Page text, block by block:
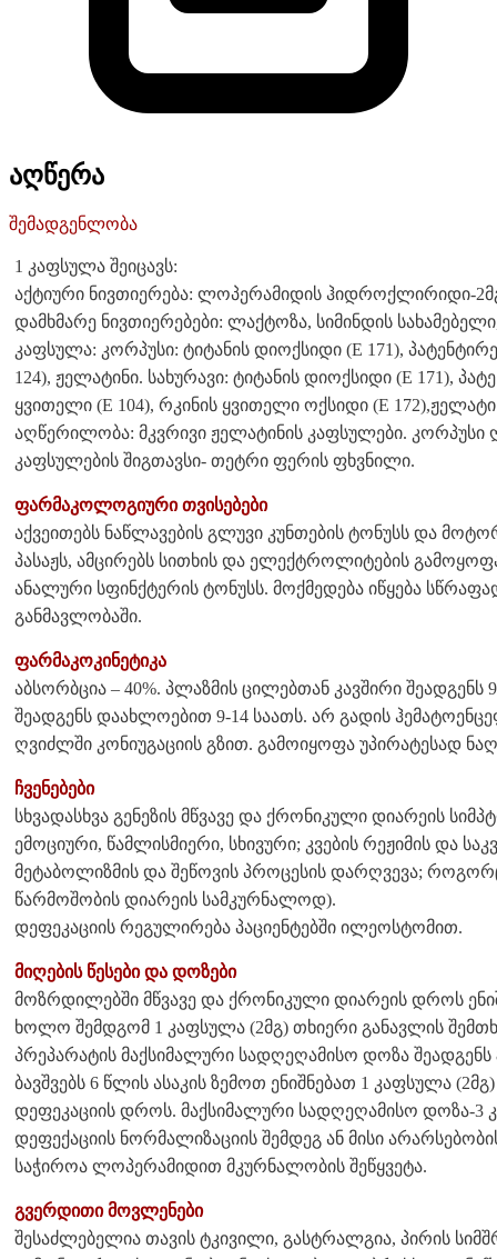
აღწერა
შემადგენლობა
1 კაფსულა შეიცავს:
აქტიური ნივთიერება: ლოპერამიდის ჰიდროქლირიდი-
დამხმარე ნივთიერებები: ლაქტოზა, სიმინდის
კაფსულა: კორპუსი: ტიტანის დიოქსიდი (E 171),
124), ჟელატინი. სახურავი: ტიტანის დიოქსიდი (E 171),
ყვითელი (E 104), რკინის ყვითელი ოქსიდი (E
აღწერილობა: მკვრივი ჟელატინის კაფსულები. კორპუსი
კაფსულების შიგთავსი- თეტრი ფერის ფხვნილი.
ფარმაკოლოგიური თვისებები
აქვეითებს ნაწლავების გლუვი კუნთების ტონუსს და
პასაჟს, ამცირებს სითხის და ელექტროლიტების
ანალური სფინქტერის ტონუსს. მოქმედება იწყება
განმავლობაში.
ფარმაკოკინეტიკა
აბსორბცია – 40%. პლაზმის ცილებთან კავშირი
შეადგენს დაახლოებით 9-14 საათს. არ გადის
ღვიძლში კონიუგაციის გზით. გამოიყოფა უპირატესად
ჩვენებები
სხვადასხვა გენეზის მწვავე და ქრონიკული დიარეის
ემოციური, წამლისმიერი, სხივური; კვების რეჟიმის და
მეტაბოლიზმის და შეწოვის პროცესის დარღვევა;
წარმოშობის დიარეის სამკურნალოდ).
დეფეკაციის რეგულირება პაციენტებში ილეოსტომით.
მიღების წესები და დოზები
მოზრდილებში მწვავე და ქრონიკული დიარეის დროს
ხოლო შემდგომ 1 კაფსულა (2მგ) თხიერი განავლის
პრეპარატის მაქსიმალური სადღეღამისო დოზა შეადგენს
ბავშვებს 6 წლის ასაკის ზემოთ ენიშნებათ 1 კაფსულა
დეფეკაციის დროს. მაქსიმალური სადღეღამისო დოზა-3
დეფექაციის ნორმალიზაციის შემდეგ ან მისი
საჭიროა ლოპერამიდით მკურნალობის შეწყვეტა.
გვერდითი მოვლენები
შესაძლებელია თავის ტკივილი, გასტრალგია, პირის